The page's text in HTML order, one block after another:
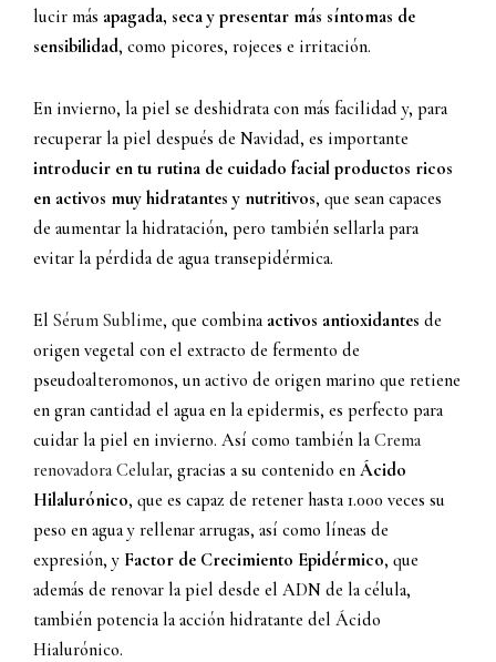
lucir más apagada, seca y presentar más síntomas de
sensibilidad, como picores, rojeces e irritación.
En invierno, la piel se deshidrata con más facilidad y, para
recuperar la piel después de Navidad, es importante
introducir en tu rutina de cuidado facial productos ricos
en activos muy hidratantes y nutritivos, que sean capaces
de aumentar la hidratación, pero también sellarla para
evitar la pérdida de agua transepidérmica.
El Sérum Sublime, que combinaactivos antioxidantes de
origen vegetal con el extracto de fermento de
pseudoalteromonos, un activo de origen marino que retiene
en gran cantidad el agua en la epidermis, es perfecto para
cuidar la piel en invierno. Así como también laCrema
renovadora Celular, gracias a su contenido en Ácido
Hilalurónico, que es capaz de retener hasta 1.000 veces su
peso en agua y rellenar arrugas, así como líneas de
expresión, y Factor de Crecimiento Epidérmico, que
además de renovar la piel desde el ADN de la célula,
también potencia la acción hidratante del Ácido
Hialurónico.